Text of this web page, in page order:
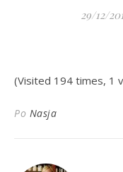
29/12/
(Visited 194 times, 1
Po Nasja